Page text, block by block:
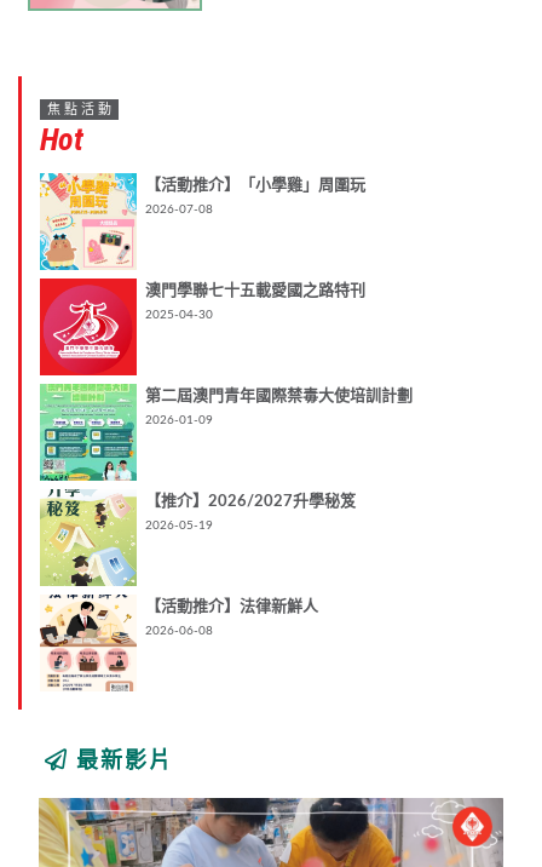
焦點活動
Hot
【活動推介】「小學雞」周圍玩
2026-07-08
澳門學聯七十五載愛國之路特刊
2025-04-30
第二屆澳門青年國際禁毒大使培訓計劃
2026-01-09
【推介】2026/2027升學秘笈
2026-05-19
【活動推介】法律新鮮人
2026-06-08
最新影片